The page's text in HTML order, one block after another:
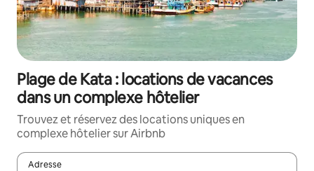
Plage de Kata : locations de vacances
dans un complexe hôtelier
Trouvez et réservez des locations uniques en
complexe hôtelier sur Airbnb
Adresse